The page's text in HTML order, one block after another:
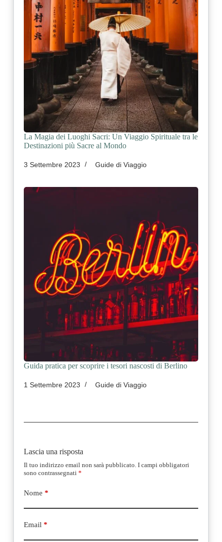
La Magia dei Luoghi Sacri: Un Viaggio Spirituale tra le
Destinazioni più Sacre al Mondo
3 Settembre 2023 Guide di Viaggio
Guida pratica per scoprire i tesori nascosti di Berlino
1 Settembre 2023 Guide di Viaggio
Lascia una risposta
Il tuo indirizzo email non sarà pubblicato. I campi obbligatori
sono contrassegnati *
Nome *
Email *